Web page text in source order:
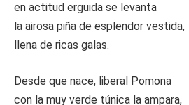
en actitud erguida se levanta
la airosa piña de esplendor vestida,
llena de ricas galas.
Desde que nace, liberal Pomona
con la muy verde túnica la ampara,